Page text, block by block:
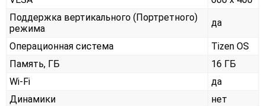
Поддержка вертикального (Портретного)
режима
да
Операционная система
Tizen OS
Память, ГБ
16 ГБ
Wi-Fi
да
Динамики
нет